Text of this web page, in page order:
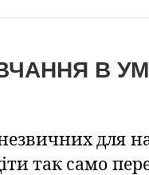
В
для
так само